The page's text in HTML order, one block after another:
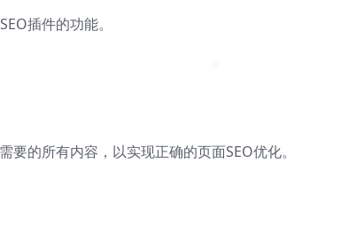
插件的功能。
的所有内容，以实现正确的页面SEO优化。